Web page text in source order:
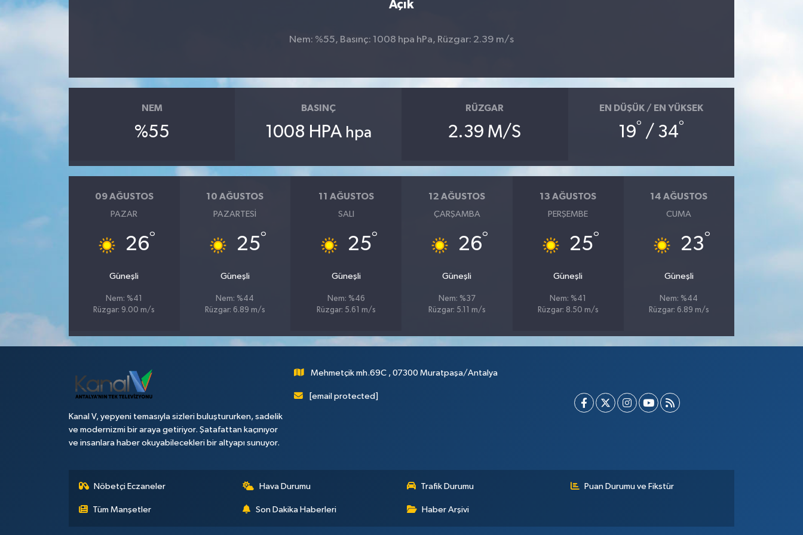
Açık
Nem: %55, Basınç: 1008 hpa hPa, Rüzgar: 2.39 m/s
NEM
%55
BASINÇ
1008 HPA hpa
RÜZGAR
2.39 M/S
EN DÜŞÜK / EN YÜKSEK
19° / 34°
09 AĞUSTOS
PAZAR
26°
Güneşli
Nem: %41
Rüzgar: 9.00 m/s
10 AĞUSTOS
PAZARTESI
25°
Güneşli
Nem: %44
Rüzgar: 6.89 m/s
11 AĞUSTOS
SALI
25°
Güneşli
Nem: %46
Rüzgar: 5.61 m/s
12 AĞUSTOS
ÇARŞAMBA
26°
Güneşli
Nem: %37
Rüzgar: 5.11 m/s
13 AĞUSTOS
PERŞEMBE
25°
Güneşli
Nem: %41
Rüzgar: 8.50 m/s
14 AĞUSTOS
CUMA
23°
Güneşli
Nem: %44
Rüzgar: 6.89 m/s
Kanal V, yepyeni temasıyla sizleri buluştururken, sadelik
ve modernizmi bir araya getiriyor. Şatafattan kaçınıyor
ve insanlara haber okuyabilecekleri bir altyapı sunuyor.
Mehmetçik mh.69C , 07300 Muratpaşa/Antalya
[email protected]
Nöbetçi Eczaneler Hava Durumu Trafik Durumu Puan Durumu ve Fikstür
Tüm Manşetler Son Dakika Haberleri Haber Arşivi
Televizyon